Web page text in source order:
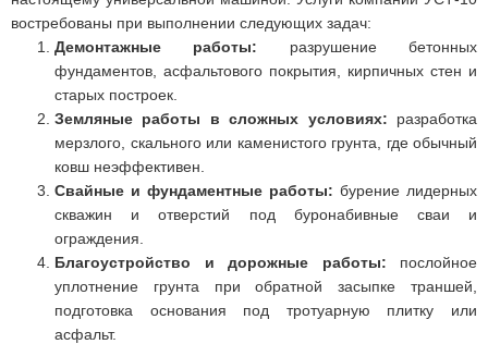
востребованы при выполнении следующих задач:
Демонтажные работы: разрушение бетонных
фундаментов, асфальтового покрытия, кирпичных стен и
старых построек.
Земляные работы в сложных условиях: разработка
мерзлого, скального или каменистого грунта, где обычный
ковш неэффективен.
Свайные и фундаментные работы: бурение лидерных
скважин и отверстий под буронабивные сваи и
ограждения.
Благоустройство и дорожные работы: послойное
уплотнение грунта при обратной засыпке траншей,
подготовка основания под тротуарную плитку или
асфальт.